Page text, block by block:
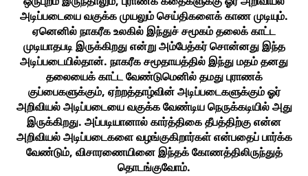
அடிப்படையை வகுக்க முயலும் செய்திகளைக் காண முடியும்.
ஏனெனில் நாகரீக உலகில் இந்துச் சமூகம் தலைக் காட்ட
முடியாதபடி இருக்கிறது என்று அம்பேத்கர் சொன்னது இந்த
அடிப்படையில்தான். நாகரீக சமூதாயத்தில் இந்து மதம் தனது
தலையைக் காட்ட வேண்டுமெனில் தமது புராணக்
குப்பைகளுக்கும், ஏற்றத்தாழ்வின் அடிப்படைகளுக்கும் ஓர்
அறிவியல் அடிப்படையை வகுக்க வேண்டிய நெருக்கடியில் அது
இருக்கிறது. அப்படியானால் கார்த்திகை தீபத்திற்கு என்ன
அறிவியல் அடிப்படைகளை வழங்குகிறார்கள் என்பதைப் பார்க்க
வேண்டும், விசாரணையினை இந்தக் கோணத்திலிருந்துத்
தொடங்குவோம்.